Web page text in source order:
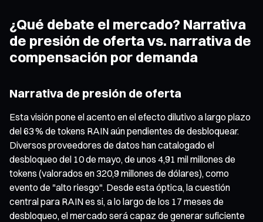
¿Qué debate el mercado? Narrativa
de presión de oferta vs. narrativa de
compensación por demanda
Narrativa de presión de oferta
Esta visión pone el acento en el efecto dilutivo a largo plazo
del 63 % de tokens RAIN aún pendientes de desbloquear.
Diversos proveedores de datos han catalogado el
desbloqueo del 10 de mayo, de unos 4,91 mil millones de
tokens (valorados en 320,9 millones de dólares), como
evento de "alto riesgo". Desde esta óptica, la cuestión
central para RAIN es si, a lo largo de los 17 meses de
desbloqueo, el mercado será capaz de generar suficiente